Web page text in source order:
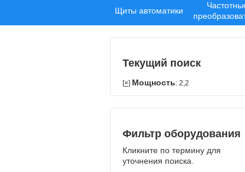
Щиты автоматики
Текущий поиск
[×] Мощность: 2,2
Фильтр оборудования
Кликните по термину для
уточнения поиска.